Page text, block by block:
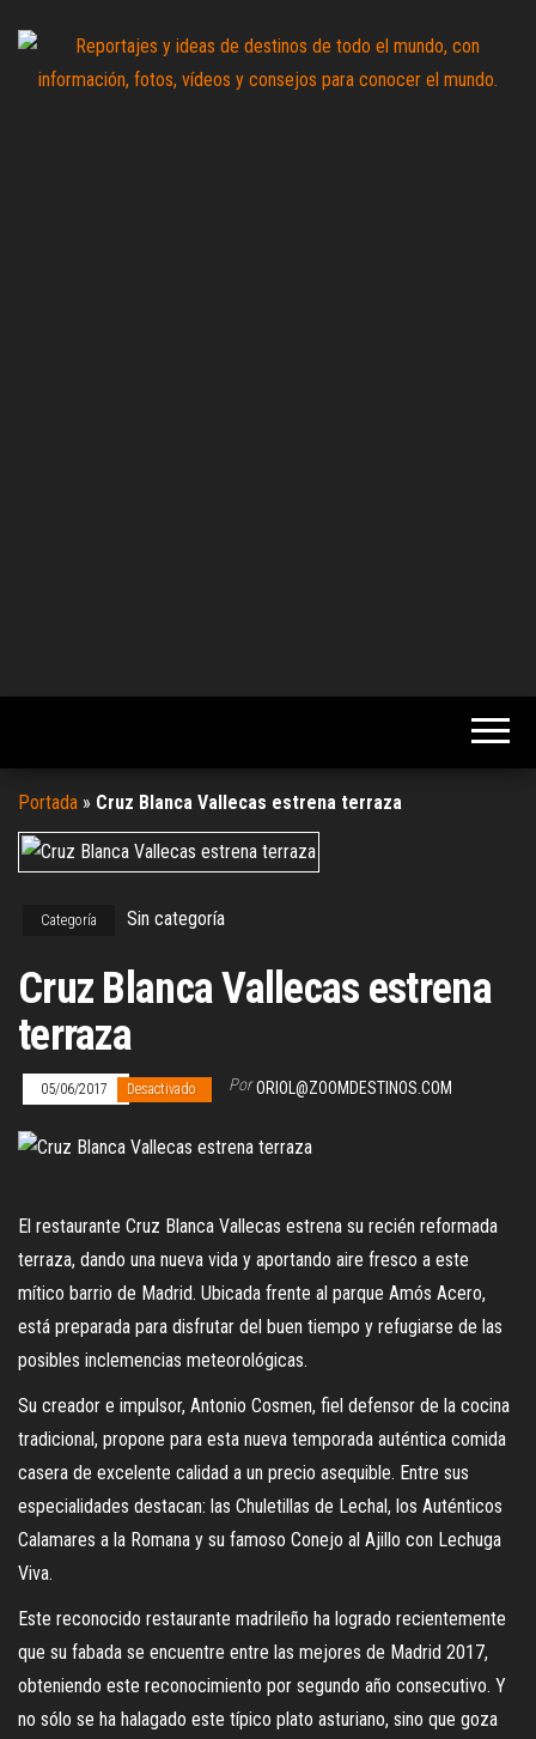
contenido
Portada » Cruz Blanca Vallecas estrena terraza
Categoría Sin categoría
Cruz Blanca Vallecas estrena
terraza
05/06/2017 Desactivado Por ORIOL@ZOOMDESTINOS.COM
El restaurante Cruz Blanca Vallecas estrena su recién reformada
terraza, dando una nueva vida y aportando aire fresco a este
mítico barrio de Madrid. Ubicada frente al parque Amós Acero,
está preparada para disfrutar del buen tiempo y refugiarse de las
posibles inclemencias meteorológicas.
Su creador e impulsor, Antonio Cosmen, fiel defensor de la cocina
tradicional, propone para esta nueva temporada auténtica comida
casera de excelente calidad a un precio asequible. Entre sus
especialidades destacan: las Chuletillas de Lechal, los Auténticos
Calamares a la Romana y su famoso Conejo al Ajillo con Lechuga
Viva.
Este reconocido restaurante madrileño ha logrado recientemente
que su fabada se encuentre entre las mejores de Madrid 2017,
obteniendo este reconocimiento por segundo año consecutivo. Y
no sólo se ha halagado este típico plato asturiano, sino que goza